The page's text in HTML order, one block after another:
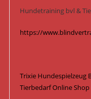
Hundetraining bvl &
https://
Trixie Hundespielzeug
Tierbedarf Online Shop